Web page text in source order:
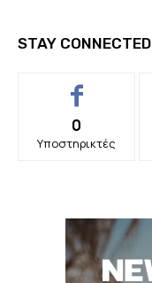
STAY CONNECTED
0
Υποστηρικτές